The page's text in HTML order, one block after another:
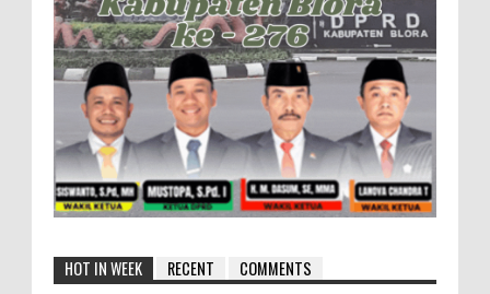
HOT IN WEEK RECENT COMMENTS